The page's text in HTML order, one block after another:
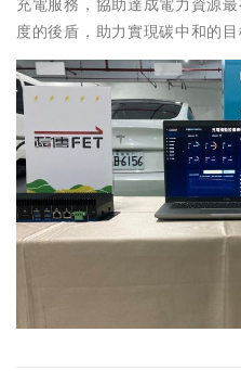
充電服務，協助達成電力資源
度的後盾，助力實現碳中和的目